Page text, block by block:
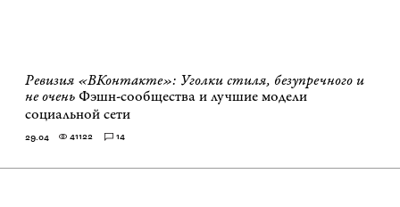
Ревизия «ВКонтакте»: Уголки стиля, безупречного и
не очень Фэшн-сообщества и лучшие модели
социальной сети
29.04 41122 14